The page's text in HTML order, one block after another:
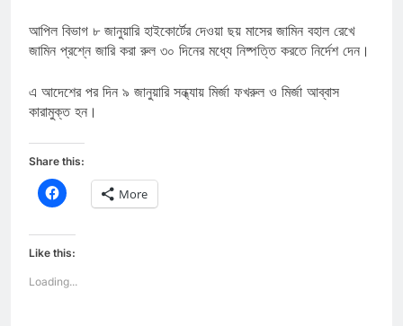
আপিল বিভাগ ৮ জানুয়ারি হাইকোর্টের দেওয়া ছয় মাসের জামিন বহাল রেখে
জামিন প্রশ্নে জারি করা রুল ৩০ দিনের মধ্যে নিষ্পত্তি করতে নির্দেশ দেন।
এ আদেশের পর দিন ৯ জানুয়ারি সন্ধ্যায় মির্জা ফখরুল ও মির্জা আব্বাস
কারামুক্ত হন।
Share this:
Click
to
Facebook
(Opens
in
window)
More
Like this:
Loading...